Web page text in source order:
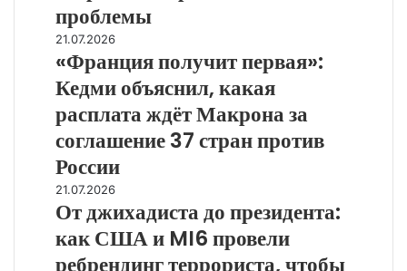
Трампа
назревают
серьёзные
проблемы
проблемы
«Франция
получит
первая»:
Кедми
объяснил,
расплата
ждёт
Макрона
за
37
стран
21.07.2026
«Франция получит первая»:
Кедми объяснил, какая
расплата ждёт Макрона за
соглашение 37 стран против
России
От
джихадиста
президента:
как
21.07.2026
От джихадиста до президента:
как США и MI6 провели
ребрендинг террориста, чтобы